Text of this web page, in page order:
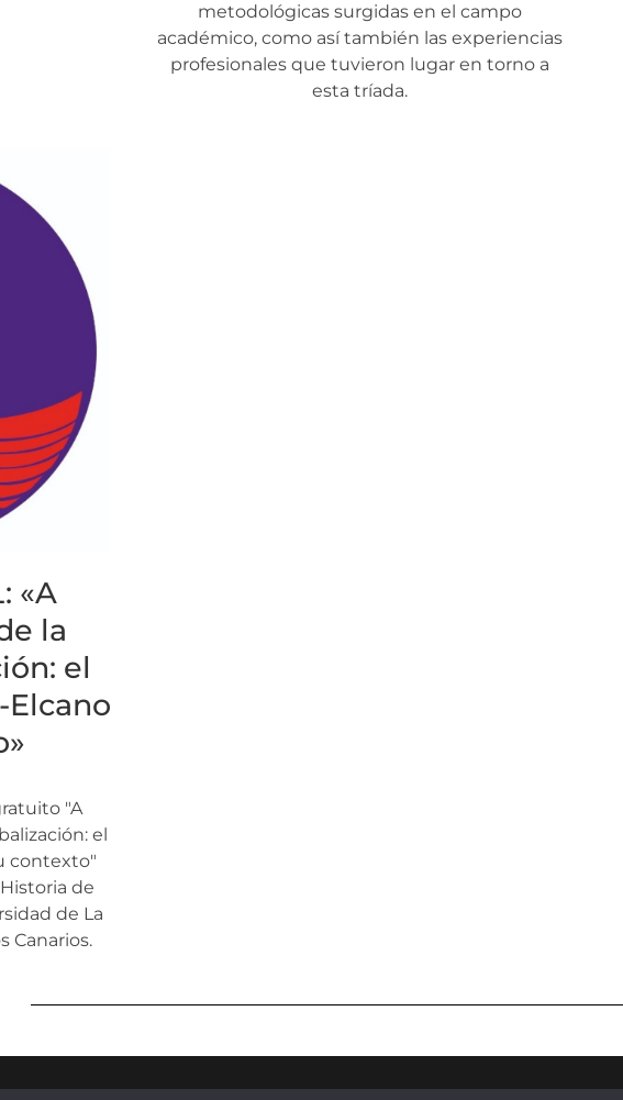
metodológicas surgidas en el campo
académico, como así también las experiencias
profesionales que tuvieron lugar en torno a
esta tríada.
«A
la
el
"A
el
contexto"
de
de La
Canarios.